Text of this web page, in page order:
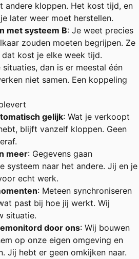
andere kloppen. Het kost tijd, en
later weer moet herstellen.
met systeem B: Je weet precies
zouden moeten begrijpen. Ze
kost je elke week tijd.
dan is er meestal één
niet samen. Een koppeling
gelijk: Wat je verkoopt
blijft vanzelf kloppen. Geen
meer: Gegevens gaan
systeem naar het andere. Jij en je
echt werk.
: Meteen synchroniseren
past bij hoe jij werkt. Wij
situatie.
door ons: Wij bouwen
op onze eigen omgeving en
Jij hebt er geen omkijken naar.